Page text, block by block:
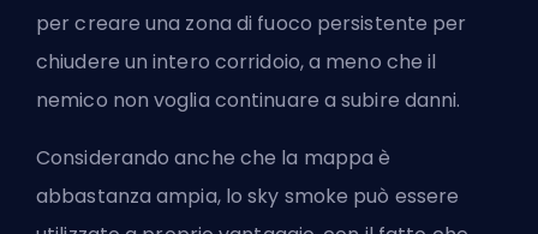
per creare una zona di fuoco persistente per
chiudere un intero corridoio, a meno che il
nemico non voglia continuare a subire danni.
Considerando anche che la mappa è
abbastanza ampia, lo sky smoke può essere